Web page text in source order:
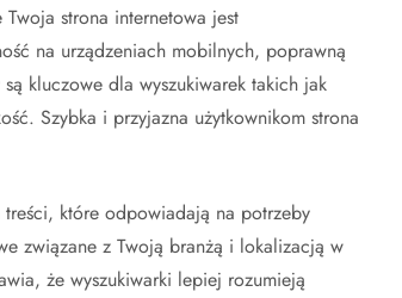
strona internetowa jest
na urządzeniach mobilnych, poprawną
kluczowe dla wyszukiwarek takich jak
Szybka i przyjazna użytkownikom strona
które odpowiadają na potrzeby
związane z Twoją branżą i lokalizacją w
że wyszukiwarki lepiej rozumieją